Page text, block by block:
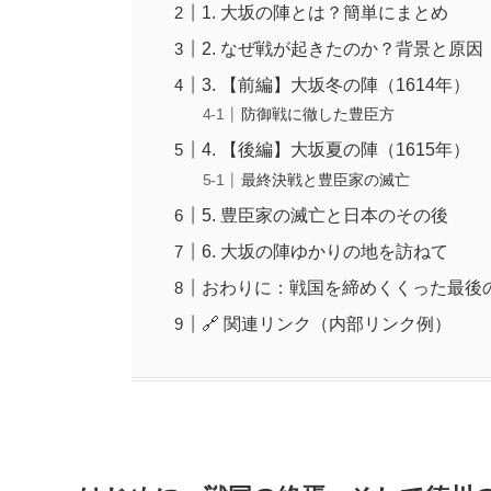
1. 大坂の陣とは？簡単にまとめ
2. なぜ戦が起きたのか？背景と原因
3. 【前編】大坂冬の陣（1614年）
防御戦に徹した豊臣方
4. 【後編】大坂夏の陣（1615年）
最終決戦と豊臣家の滅亡
5. 豊臣家の滅亡と日本のその後
6. 大坂の陣ゆかりの地を訪ねて
おわりに：戦国を締めくくった最後
🔗 関連リンク（内部リンク例）